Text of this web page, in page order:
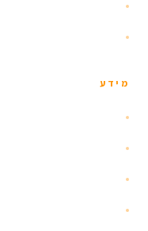
טיולי יום
צור קשר
מידע
אודות
הזוהר הצפוני
איסלנד עם ילדים
שומרי כשרות